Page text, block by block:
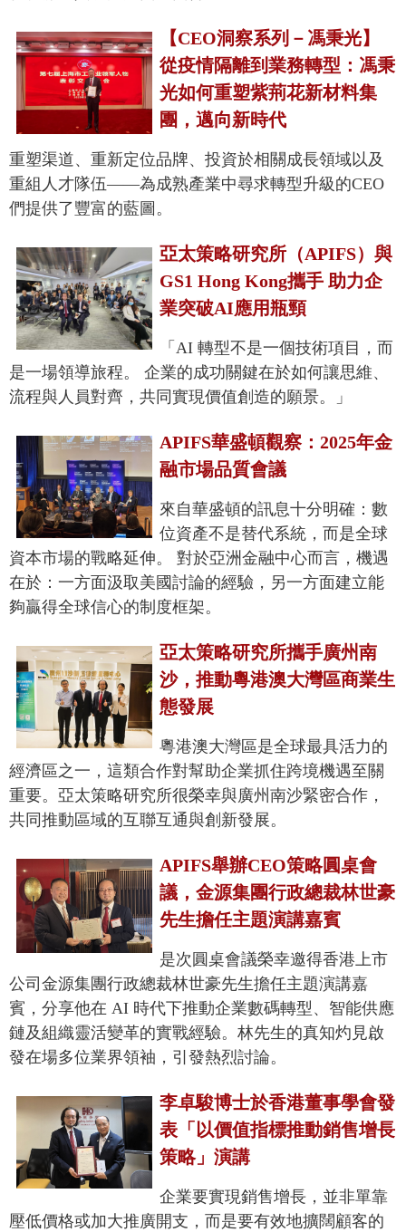
【CEO洞察系列－馮秉光】
從疫情隔離到業務轉型：馮秉
光如何重塑紫荊花新材料集
團，邁向新時代
重塑渠道、重新定位品牌、投資於相關成長領域以及
重組人才隊伍——為成熟產業中尋求轉型升級的CEO
們提供了豐富的藍圖。
亞太策略研究所（APIFS）與
GS1 Hong Kong攜手 助力企
業突破AI應用瓶頸
「AI 轉型不是一個技術項目，而
是一場領導旅程。 企業的成功關鍵在於如何讓思維、
流程與人員對齊，共同實現價值創造的願景。」
APIFS華盛頓觀察：2025年金
融市場品質會議
來自華盛頓的訊息十分明確：數
位資產不是替代系統，而是全球
資本市場的戰略延伸。 對於亞洲金融中心而言，機遇
在於：一方面汲取美國討論的經驗，另一方面建立能
夠贏得全球信心的制度框架。
亞太策略研究所攜手廣州南
沙，推動粵港澳大灣區商業生
態發展
粵港澳大灣區是全球最具活力的
經濟區之一，這類合作對幫助企業抓住跨境機遇至關
重要。亞太策略研究所很榮幸與廣州南沙緊密合作，
共同推動區域的互聯互通與創新發展。
APIFS舉辦CEO策略圓桌會
議，金源集團行政總裁林世豪
先生擔任主題演講嘉賓
是次圓桌會議榮幸邀得香港上市
公司金源集團行政總裁林世豪先生擔任主題演講嘉
賓，分享他在 AI 時代下推動企業數碼轉型、智能供應
鏈及組織靈活變革的實戰經驗。林先生的真知灼見啟
發在場多位業界領袖，引發熱烈討論。
李卓駿博士於香港董事學會發
表「以價值指標推動銷售增長
策略」演講
企業要實現銷售增長，並非單靠
壓低價格或加大推廣開支，而是要有效地擴闊顧客的